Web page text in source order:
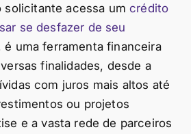
solicitante acessa umcrédito
se desfazer de seu
é uma ferramenta financeira
finalidades, desde a
com juros mais altos até
ou projetos
e a vasta rede de parceiros